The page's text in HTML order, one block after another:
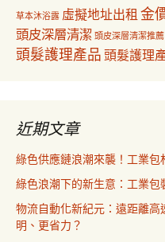
草本沐浴露 虛擬地址出租 金
頭皮深層清潔 頭皮深層清潔推薦
頭髮護理產品 頭髮護理
近期文章
綠色供應鏈浪潮來襲！工業包
綠色浪潮下的新生意：工業包
物流自動化新紀元：遠距離
明、更省力？